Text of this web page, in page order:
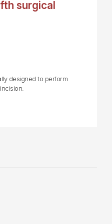
surgical
designed to perform